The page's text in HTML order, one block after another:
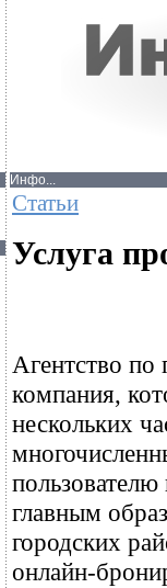
Инфо...
Статьи
Услуга
Агентство по
компания,
нескольких
главным
городских
онлайн-